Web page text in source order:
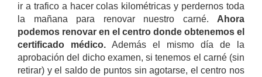
ir a trafico a hacer colas kilométricas y perdernos toda
la mañana para renovar nuestro carné. Ahora
podemos renovar en el centro donde obtenemos el
certificado médico. Además el mismo día de la
aprobación del dicho examen, si tenemos el carné (sin
retirar) y el saldo de puntos sin agotarse, el centro nos